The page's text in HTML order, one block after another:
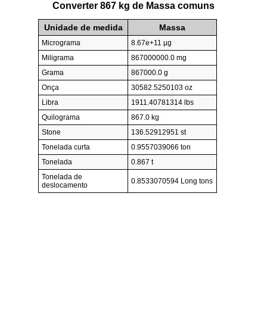
Converter 867 kg de Massa comuns
Unidade de medida Massa
Micrograma
8.67e+11 µg
Miligrama
867000000.0 mg
Grama
867000.0 g
Onça
30582.5250103 oz
Libra
1911.40781314 lbs
Quilograma
867.0 kg
Stone
136.52912951 st
Tonelada curta
0.9557039066 ton
Tonelada
0.867 t
Tonelada de
deslocamento
0.8533070594 Long tons